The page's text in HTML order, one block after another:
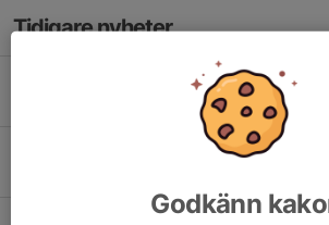
Tidigare nyheter
Kvällens danser 31/3
Kvällens danser 24 /3
Godkänn